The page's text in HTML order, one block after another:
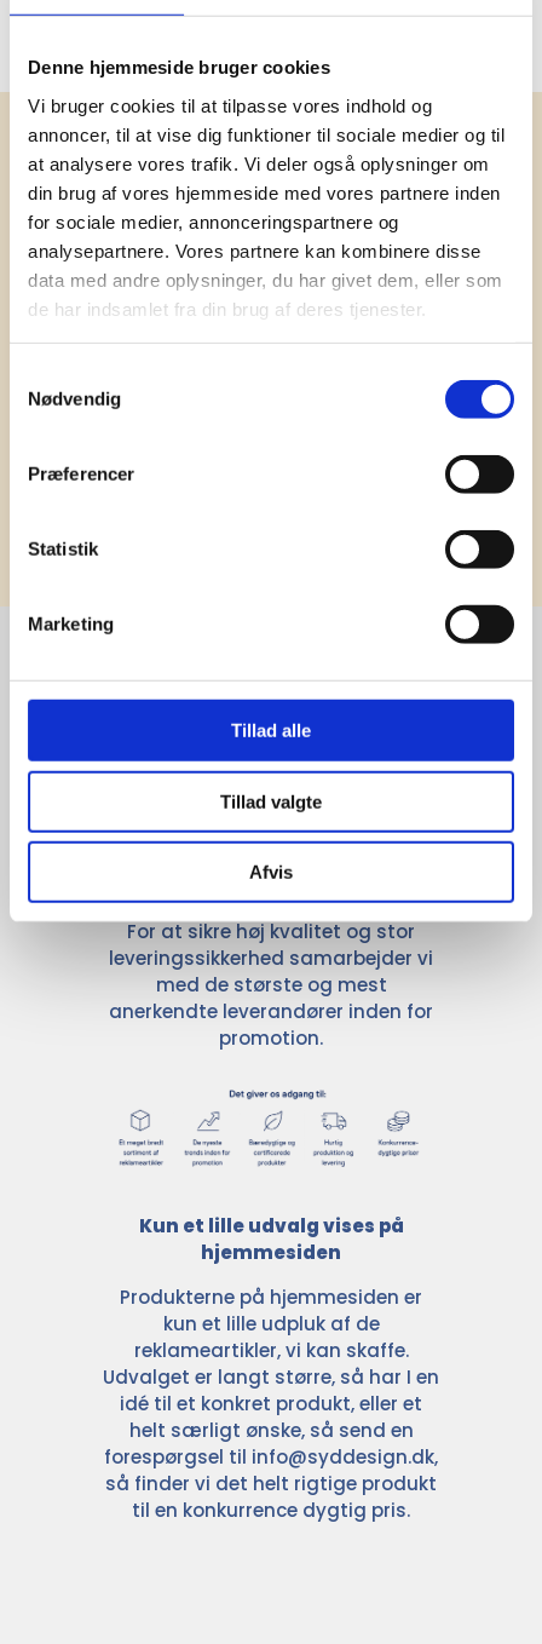
Denne hjemmeside bruger cookies
Vi bruger cookies til at tilpasse vores indhold og
annoncer, til at vise dig funktioner til sociale medier og til
at analysere vores trafik. Vi deler også oplysninger om
din brug af vores hjemmeside med vores partnere inden
for sociale medier, annonceringspartnere og
analysepartnere. Vores partnere kan kombinere disse
data med andre oplysninger, du har givet dem, eller som
de har indsamlet fra din brug af deres tjenester.
Nødvendig
Præferencer
Statistik
Marketing
Tillad alle
Tillad valgte
Afvis
Få vores nyhedsbrev med
information om tilbud, nye varer og
andet godt
Kæmpe udvalg i klassiske og nyskabende gaveidéer
til din virksomhed. Vi kan det der med firmagaver, og
har ydet god personlig service til en
Stærke
leverandører
giver større
udvalg
For at sikre høj kvalitet og stor
leveringssikkerhed samarbejder vi
med de største og mest
anerkendte leverandører inden for
promotion.
Kun et lille udvalg vises på
hjemmesiden
Produkterne på hjemmesiden er
kun et lille udpluk af de
reklameartikler, vi kan skaffe.
Udvalget er langt større, så har I en
idé til et konkret produkt, eller et
helt særligt ønske, så send en
forespørgsel til info@syddesign.dk,
så finder vi det helt rigtige produkt
til en konkurrence dygtig pris.